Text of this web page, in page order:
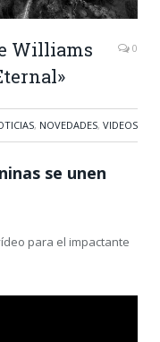
Williams
0
, NOVEDADES, VIDEOS
se unen
para el impactante